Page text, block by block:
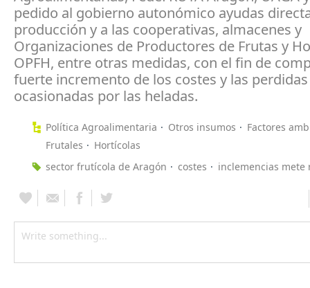
pedido al gobierno autonómico ayudas
producción y a las cooperativas, almacenes y
Organizaciones de Productores de Frutas y
OPFH, entre otras medidas, con el fin de
fuerte incremento de los costes y las perdidas
ocasionadas por las heladas.
Política Agroalimentaria Otros insumos
Factores
Frutales
Hortícolas
sector frutícola de Aragón
costes inclemencias mete